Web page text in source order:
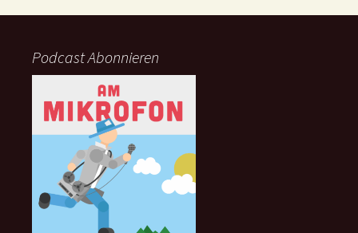
Podcast Abonnieren